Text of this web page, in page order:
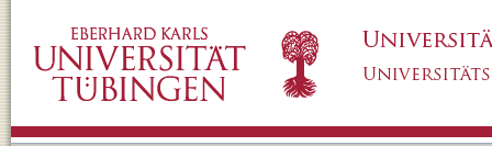
treatment of myeloid leukemia